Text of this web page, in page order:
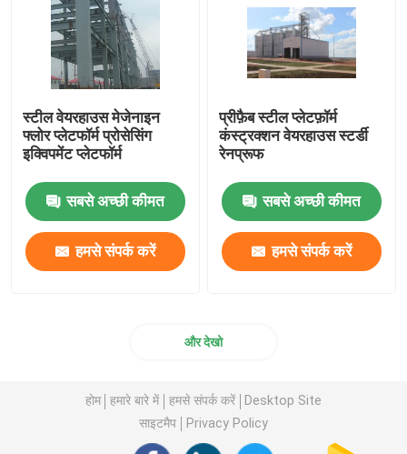
स्टील वेयरहाउस मेजेनाइन
फ्लोर प्लेटफॉर्म प्रोसेसिंग
इक्विपमेंट प्लेटफॉर्म
सबसे अच्छी कीमत
हमसे संपर्क करें
प्रीफ़ैब स्टील प्लेटफ़ॉर्म
कंस्ट्रक्शन वेयरहाउस स्टर्डी
रेनप्रूफ
सबसे अच्छी कीमत
हमसे संपर्क करें
और देखो
होम हमारे बारे में हमसे संपर्क करें
Desktop Site
साइटमैप
Privacy Policy